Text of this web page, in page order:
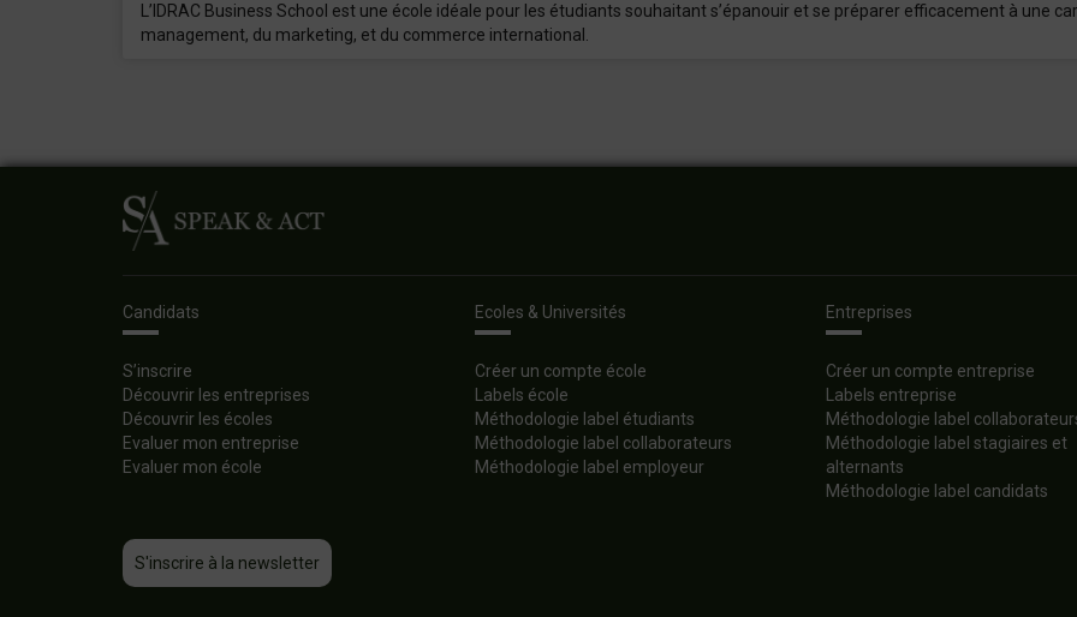
L’IDRAC Business School est une école idéale pour les étudiants souhaitant s’épanouir et se préparer efficacement à une
management, du marketing, et du commerce international.
Candidats
S’inscrire
Découvrir les entreprises
Découvrir les écoles
Evaluer mon entreprise
Evaluer mon école
Ecoles & Universités
Créer un compte école
Labels école
Méthodologie label étudiants
Méthodologie label collaborateurs
Méthodologie label employeur
Entreprises
Créer un compte entreprise
Labels entreprise
Méthodologie label
Méthodologie label stagiaires et
alternants
Méthodologie label candidats
S'inscrire à la newsletter